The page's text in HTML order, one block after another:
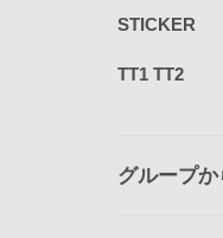
STICKER
TT1 TT2
グループ